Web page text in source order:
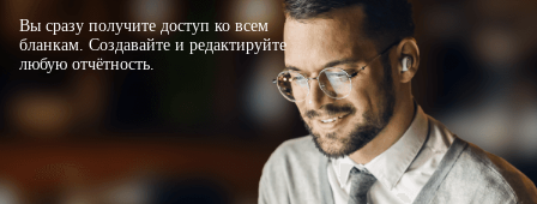
Вы сразу получите доступ ко всем
бланкам. Создавайте и редактируйте
любую отчётность.